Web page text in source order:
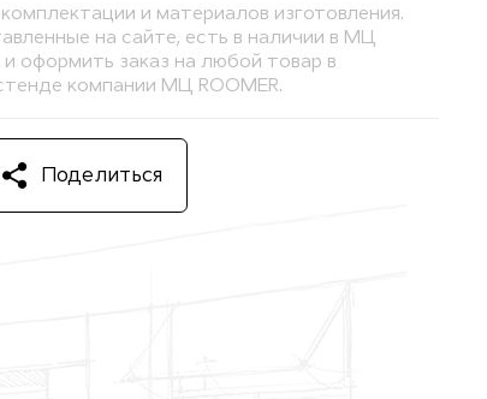
и материалов изготовления.
на сайте, есть в наличии в МЦ
оформить заказ на любой товар в
компании МЦ ROOMER.
Поделиться